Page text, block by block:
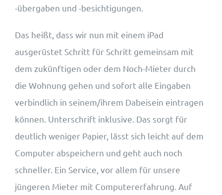
-übergaben und -besichtigungen.
Das heißt, dass wir nun mit einem iPad
ausgerüstet Schritt für Schritt gemeinsam mit
dem zukünftigen oder dem Noch-Mieter durch
die Wohnung gehen und sofort alle Eingaben
verbindlich in seinem/ihrem Dabeisein eintragen
können. Unterschrift inklusive. Das sorgt für
deutlich weniger Papier, lässt sich leicht auf dem
Computer abspeichern und geht auch noch
schneller. Ein Service, vor allem für unsere
jüngeren Mieter mit Computererfahrung. Auf